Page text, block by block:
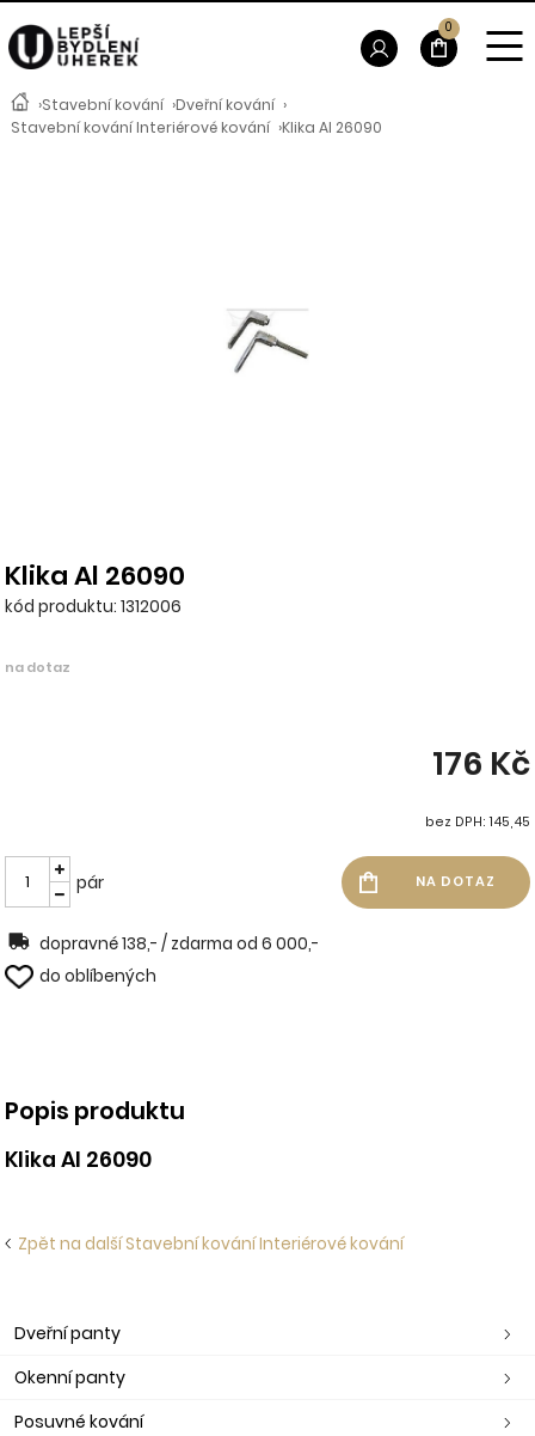
›Stavební kování ›Dveřní kování ›
Stavební kování Interiérové kování ›Klika Al 26090
Klika Al 26090
kód produktu: 1312006
na dotaz
176 Kč
bez DPH: 145,45
pár
dopravné 138,- / zdarma od 6 000,-
do oblíbených
Popis produktu
Klika Al 26090
Zpět na další Stavební kování Interiérové kování
Dveřní panty
Okenní panty
Posuvné kování
0